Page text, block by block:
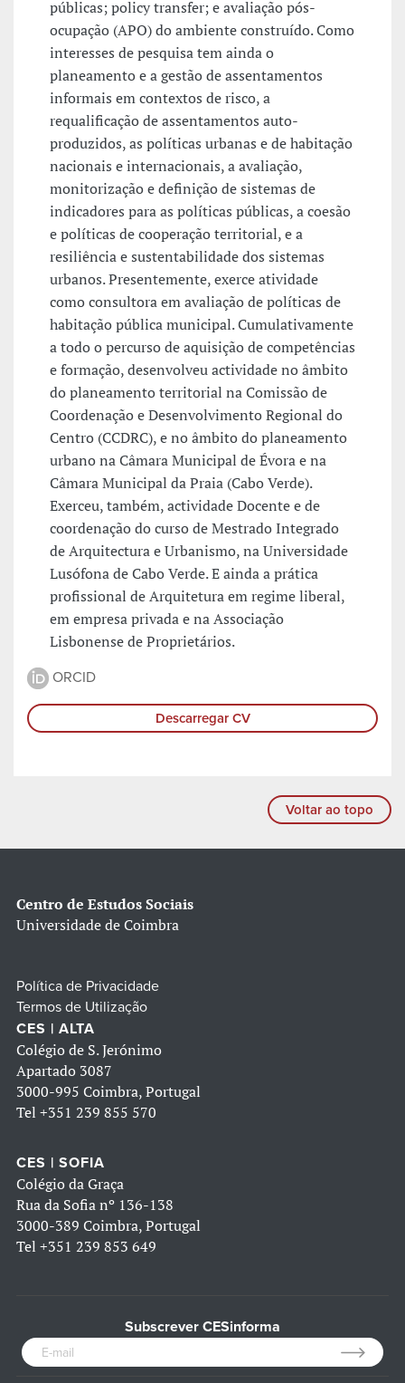
públicas; policy transfer; e avaliação pós-
ocupação (APO) do ambiente construído. Como
interesses de pesquisa tem ainda o
planeamento e a gestão de assentamentos
informais em contextos de risco, a
requalificação de assentamentos auto-
produzidos, as políticas urbanas e de habitação
nacionais e internacionais, a avaliação,
monitorização e definição de sistemas de
indicadores para as políticas públicas, a coesão
e políticas de cooperação territorial, e a
resiliência e sustentabilidade dos sistemas
urbanos. Presentemente, exerce atividade
como consultora em avaliação de políticas de
habitação pública municipal. Cumulativamente
a todo o percurso de aquisição de competências
e formação, desenvolveu actividade no âmbito
do planeamento territorial na Comissão de
Coordenação e Desenvolvimento Regional do
Centro (CCDRC), e no âmbito do planeamento
urbano na Câmara Municipal de Évora e na
Câmara Municipal da Praia (Cabo Verde).
Exerceu, também, actividade Docente e de
coordenação do curso de Mestrado Integrado
de Arquitectura e Urbanismo, na Universidade
Lusófona de Cabo Verde. E ainda a prática
profissional de Arquitetura em regime liberal,
em empresa privada e na Associação
Lisbonense de Proprietários.
ORCID
Descarregar CV
Voltar ao topo
Centro de Estudos Sociais
Universidade de Coimbra
Política de Privacidade
Termos de Utilização
CES | ALTA
Colégio de S. Jerónimo
Apartado 3087
3000-995 Coimbra, Portugal
Tel +351 239 855 570
CES | SOFIA
Colégio da Graça
Rua da Sofia nº 136-138
3000-389 Coimbra, Portugal
Tel +351 239 853 649
Subscrever CESinforma